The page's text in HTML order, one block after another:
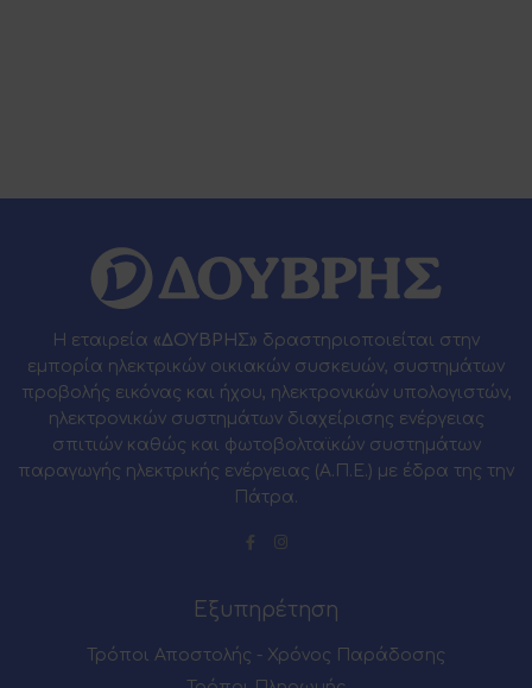
Η εταιρεία «ΔΟΥΒΡΗΣ» δραστηριοποιείται στην
εμπορία ηλεκτρικών οικιακών συσκευών, συστημάτων
προβολής εικόνας και ήχου, ηλεκτρονικών υπολογιστών,
ηλεκτρονικών συστημάτων διαχείρισης ενέργειας
σπιτιών καθώς και φωτοβολταϊκών συστημάτων
παραγωγής ηλεκτρικής ενέργειας (Α.Π.Ε.) με έδρα της την
Πάτρα.
Εξυπηρέτηση
Τρόποι Αποστολής - Χρόνος Παράδοσης